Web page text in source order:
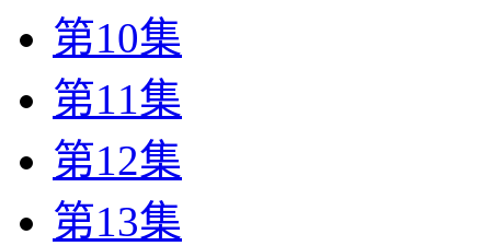
第10集
第11集
第12集
第13集